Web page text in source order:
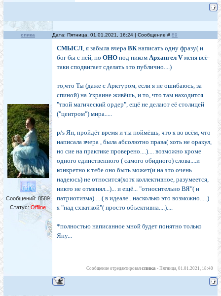
спика Дата: Пятница, 01.01.2021, 16:24 | Сообщение # 89
Сообщений: 8589
Статус: Offline
СМЫСЛ, я забыла вчера ВКнаписать одну фразу( и
бог бы с ней, но ОНО под ником Архангел Vменя всё-
таки сподвигает сделать это публично....)
то,что Ты (даже с Арктуром, если я не ошибаюсь, за
спиной) на Украине живёшь, и то, что там находится
"твой магический ордер", ещё не делают её столицей
("центром") мира.....
p/s Ян, пройдёт время и ты поймёшь, что я во всём, что
написала вчера , была абсолютно права( хоть не оракул,
но сие на практике проверено....).... возможно кроме
одного единственного ( самого обидного) слова....и
конкретно к тебе оно быть может(и на это очень
надеюсь) не относится(хотя коллективное, разумеется,
никто не отменял...)... и ещё... "относительно ВЯ"( и
патриотизма) ....( в идеале...насколько это возможно.....)
я "над схваткой"( просто объективна....)....
*полностью написанное мной будет понятно только
Яну...
Сообщение отредактировал спика - Пятница, 01.01.2021, 18:40